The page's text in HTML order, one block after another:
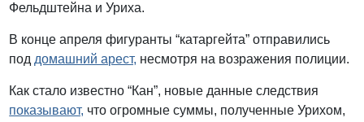
Фельдштейна и Уриха.
В конце апреля фигуранты “катаргейта” отправились
под домашний арест, несмотря на возражения полиции.
Как стало известно “Кан”, новые данные следствия
показывают, что огромные суммы, полученные Урихом,